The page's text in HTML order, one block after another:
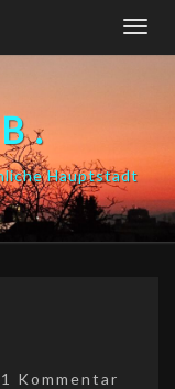
Hauptstadt
Kommentare
1 Kommentar